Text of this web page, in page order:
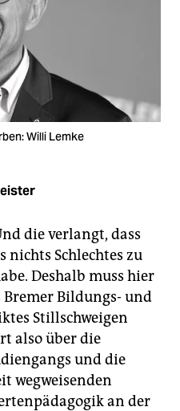
Willi Lemke
die verlangt, dass
nichts Schlechtes zu
Deshalb muss hier
Bremer Bildungs- und
Stillschweigen
also über die
und die
wegweisenden
an der